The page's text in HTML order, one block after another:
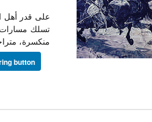
على قدر أهل
تسلك مسارات
منكسرة،